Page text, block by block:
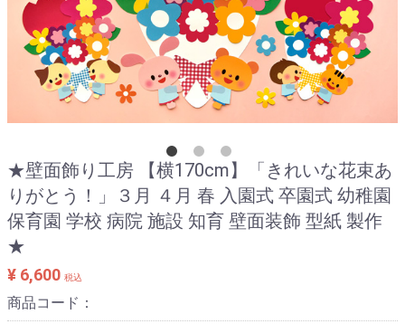
★壁面飾り工房 【横170cm】「きれいな花束あ
りがとう！」３月 ４月 春 入園式 卒園式 幼稚園
保育園 学校 病院 施設 知育 壁面装飾 型紙 製作
★
¥ 6,600 税込
商品コード：